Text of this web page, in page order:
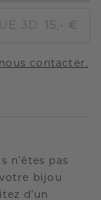
3D 15,- €
contacter.
n’êtes pas
bijou
d’un